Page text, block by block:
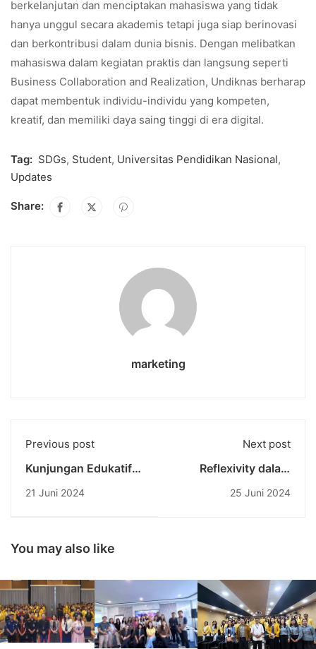
berkelanjutan dan menciptakan mahasiswa yang tidak
hanya unggul secara akademis tetapi juga siap berinovasi
dan berkontribusi dalam dunia bisnis. Dengan melibatkan
mahasiswa dalam kegiatan praktis dan langsung seperti
Business Collaboration and Realization, Undiknas berharap
dapat membentuk individu-individu yang kompeten,
kreatif, dan memiliki daya saing tinggi di era digital.
Tag: SDGs, Student, Universitas Pendidikan Nasional,
Updates
Share:
marketing
Previous post
Kunjungan Edukatif
Pariwisata Undiknas
Karangasem
21 Juni 2024
Next post
Reflexivity dalam
Tinggi: Membangun
25 Juni 2024
You may also like